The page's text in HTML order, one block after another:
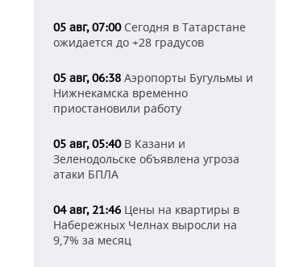
05 авг, 07:00Сегодня в Татарстане
ожидается до +28 градусов
05 авг, 06:38 Аэропорты Бугульмы и
Нижнекамска временно
приостановили работу
05 авг, 05:40В Казани и
Зеленодольске объявлена угроза
атаки БПЛА
04 авг, 21:46 Цены на квартиры в
Набережных Челнах выросли на
9,7% за месяц